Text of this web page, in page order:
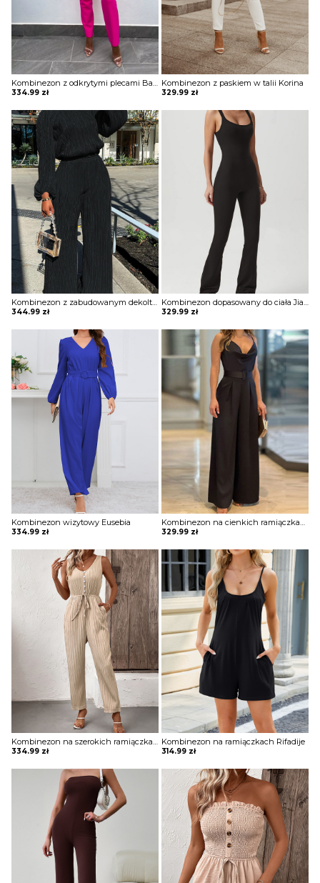
334.99 zł
Kombinezon z paskiem w talii Korina
329.99 zł
Kombinezon z zabudowanym dekoltem Juna
344.99 zł
Kombinezon dopasowany do ciała Jianna
329.99 zł
Kombinezon wizytowy Eusebia
334.99 zł 329.99 zł
Kombinezon na szerokich ramiączkach Kimiya
334.99 zł
Kombinezon na ramiączkach Rifadije
314.99 zł